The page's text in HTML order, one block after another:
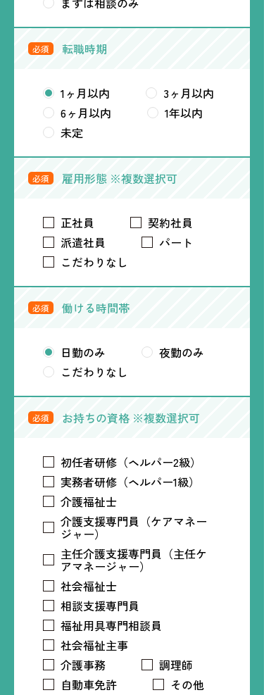
必須 転職時期
1ヶ月以内
3ヶ月以内
6ヶ月以内
1年以内
未定
必須 雇用形態 ※複数選択可
正社員
契約社員
派遣社員
パート
こだわりなし
必須 働ける時間帯
日勤のみ
夜勤のみ
こだわりなし
必須 お持ちの資格 ※複数選択可
初任者研修（ヘルパー2級）
実務者研修（ヘルパー1級）
介護福祉士
介護支援専門員（ケアマネー
ジャー）
主任介護支援専門員（主任ケ
アマネージャー）
社会福祉士
相談支援専門員
福祉用具専門相談員
社会福祉主事
介護事務
調理師
自動車免許
その他